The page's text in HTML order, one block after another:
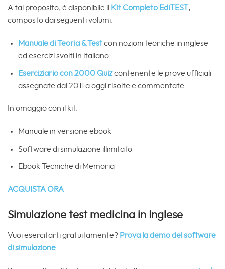
A tal proposito, è disponibile il Kit Completo EdiTEST,
composto dai seguenti volumi:
Manuale di Teoria & Testcon nozioni teoriche in inglese
ed esercizi svolti in italiano
Eserciziario con 2000 Quizcontenente le prove ufficiali
assegnate dal 2011 a oggi risolte e commentate
In omaggio con il kit:
Manuale in versione ebook
Software di simulazione illimitato
Ebook Tecniche di Memoria
ACQUISTA ORA
Simulazione test medicina in Inglese
Vuoi esercitarti gratuitamente? Prova la demo del software
di simulazione